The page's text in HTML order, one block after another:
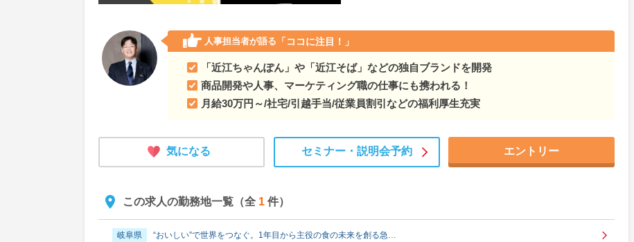
人事担当者が語る 「ココに注目！」
「近江ちゃんぽん」や「近江そば」などの独自ブランドを開発
商品開発や人事、マーケティング職の仕事にも携われる！
月給30万円～/社宅/引越手当/従業員割引などの福利厚生充実
気になる セミナー・ 説明会予約 エントリー
この求人の勤務地一覧（全 1 件）
岐阜県 “おいしい”で世界をつなぐ。1年目から主役の食の未来を創る急…